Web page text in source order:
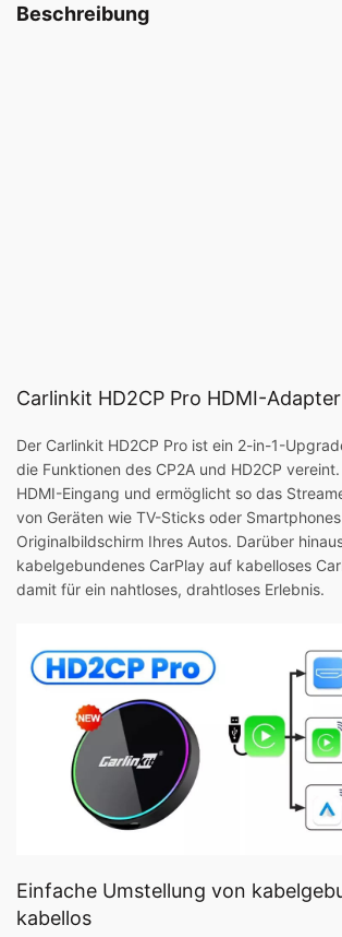
Beschreibung
Carlinkit HD2CP Pro HDMI-Adapter
Der Carlinkit HD2CP Pro ist ein 2-in-1-
die Funktionen des CP2A und HD2CP
HDMI-Eingang und ermöglicht so das
von Geräten wie TV-Sticks oder
Originalbildschirm Ihres Autos. Darüber
kabelgebundenes CarPlay auf kabelloses
damit für ein nahtloses, drahtloses Erlebnis.
Einfache Umstellung von
kabellos